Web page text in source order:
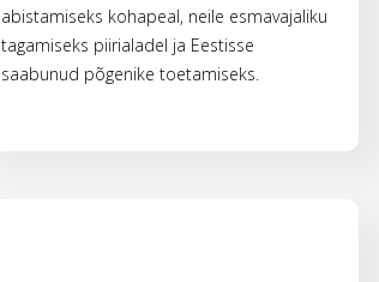
abistamiseks kohapeal, neile esmavajaliku
tagamiseks piirialadel ja Eestisse
saabunud põgenike toetamiseks.